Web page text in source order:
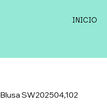
INICIO
Blusa SW202504,102